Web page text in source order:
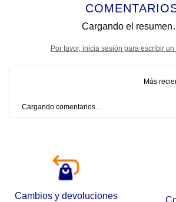
Cargando el
Por favor, inicia sesión para escribir un
Más
Cargando comentarios…
Cambios y devoluciones